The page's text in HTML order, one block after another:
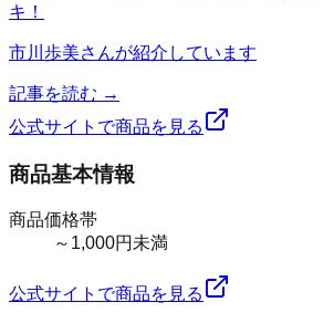
キ！
市川歩美さんが紹介しています
記事を読む →
公式サイトで商品を見る
商品基本情報
商品価格帯
～1,000円未満
公式サイトで商品を見る